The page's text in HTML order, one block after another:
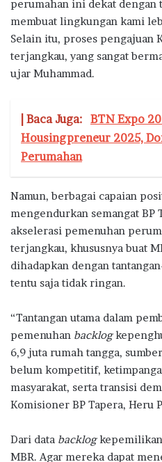
perumahan ini dekat dengan
membuat lingkungan kami
Selain itu, proses pengajuan
terjangkau, yang sangat
ujar Muhammad.
| Baca Juga: BTN Expo
Housingpreneur 2025,
Perumahan
Namun, berbagai capaian
mengendurkan semangat
akselerasi pemenuhan
terjangkau, khususnya buat
dihadapkan dengan
tentu saja tidak ringan.
“Tantangan utama dalam
pemenuhan backlog
6,9 juta rumah tangga,
belum kompetitif,
masyarakat, serta transisi
Komisioner BP Tapera, Heru
Dari data backlogkepemilikan
MBR. Agar mereka dapat